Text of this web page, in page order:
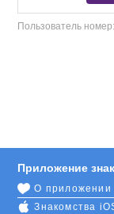
Пользователь номер:
Приложение
О приложении
Знакомства